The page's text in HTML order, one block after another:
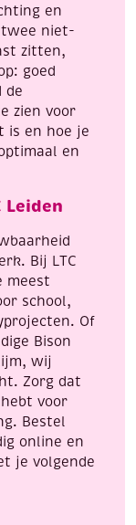
en
niet-
zitten,
goed
de
zien voor
is en hoe je
en
Leiden
Bij LTC
meest
school,
Of
Bison
wij
Zorg dat
voor
Bestel
online en
je volgende